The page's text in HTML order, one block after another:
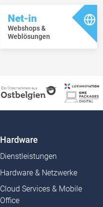
Net-in
Webshops &
Weblösungen
Hardware
Dienstleistungen
Hardware & Netzwerke
Cloud Services & Mobile
Office